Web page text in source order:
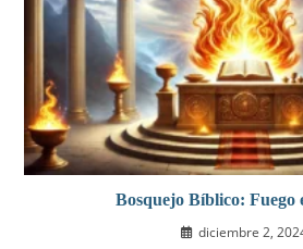
Bosquejo Bíblico: Fuego
diciembre 2,